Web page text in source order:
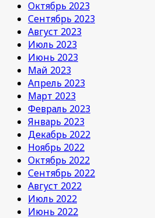
Октябрь 2023
Сентябрь 2023
Август 2023
Июль 2023
Июнь 2023
Май 2023
Апрель 2023
Март 2023
Февраль 2023
Январь 2023
Декабрь 2022
Ноябрь 2022
Октябрь 2022
Сентябрь 2022
Август 2022
Июль 2022
Июнь 2022